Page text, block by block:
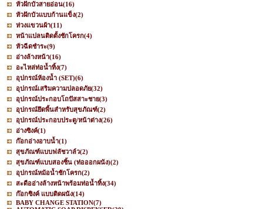
หัวฝักบัวสายอ่อน(16)
หัวฝักบัวแบบก้านแข็ง(2)
ห่วงแขวนผ้า(11)
หน้าแปลนติดตั้งชักโครก(4)
หัวฉีดชำระ(9)
อ่างล้างหน้า(16)
อะไหล่ท่อน้ำทิ้ง(7)
อุปกรณ์ห้องน้ำ (SET)(6)
อุปกรณ์เสริมความปลอดภัย(32)
อุปกรณ์ประกอบโถปัสสาะชาย(3)
อุปกรณ์ยึดพื้นสำหรับสุขภัณฑ์(2)
อุปกรณ์ประกอบประตู/หน้าต่าง(26)
อ่างซิงค์(1)
ก๊อกอ่างอาบน้ำ(1)
สุขภัณฑ์แบบฟลัชวาล์ว(2)
สุขภัณฑ์แบบสองชิ้น (ท่อออกผนัง)(2)
อุปกรณ์หม้อน้ำชักโครก(2)
สะดืออ่างล้างหน้าพร้อมท่อน้ำทิ้ง(34)
ก๊อกซิงค์ แบบติดผนัง(14)
BABY CHANGE STATION(7)